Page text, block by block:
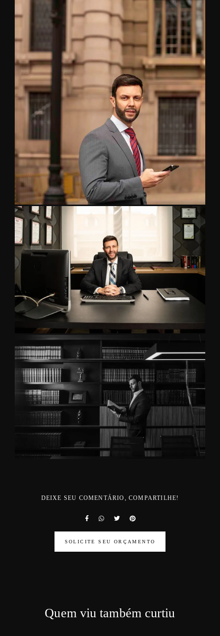
DEIXE SEU COMENTÁRIO, COMPARTILHE!
SOLICITE SEU ORÇAMENTO
Quem viu também curtiu